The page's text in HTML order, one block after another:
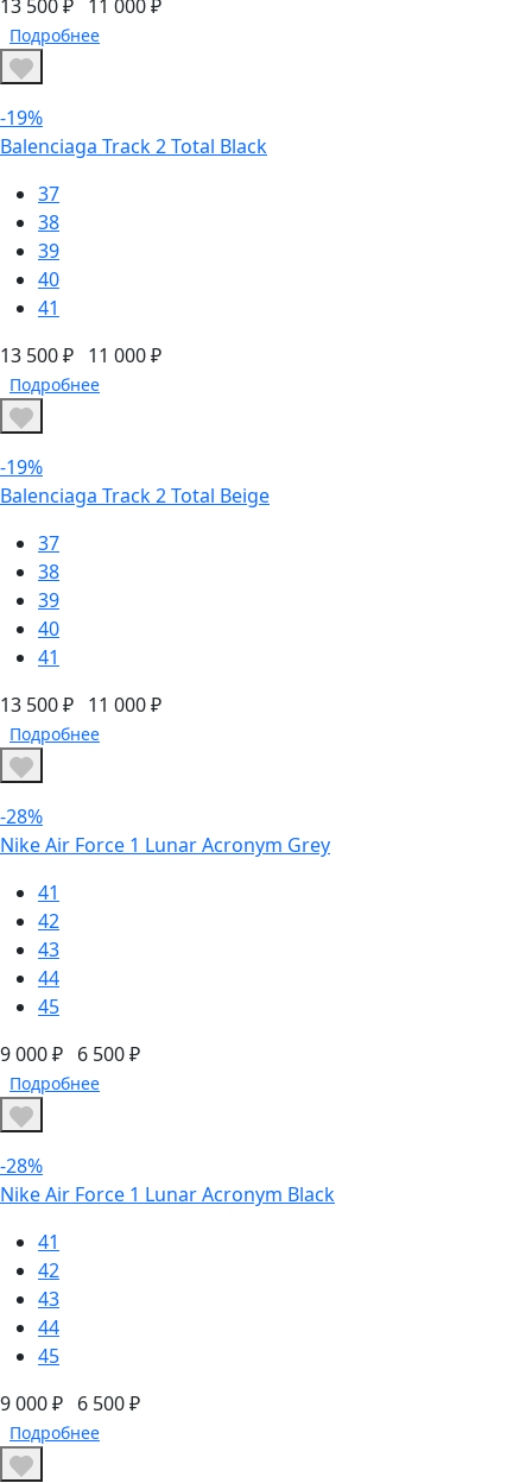
13 500 ₽ 11 000 ₽
Подробнее
-19%
Balenciaga Track 2 Total Black
37
38
39
40
41
13 500 ₽ 11 000 ₽
Подробнее
-19%
Balenciaga Track 2 Total Beige
37
38
39
40
41
13 500 ₽ 11 000 ₽
Подробнее
-28%
Nike Air Force 1 Lunar Acronym Grey
41
42
43
44
45
9 000 ₽ 6 500 ₽
Подробнее
-28%
Nike Air Force 1 Lunar Acronym Black
41
42
43
44
45
9 000 ₽ 6 500 ₽
Подробнее